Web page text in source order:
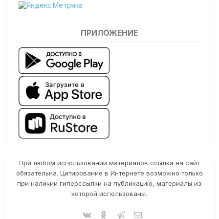
ПРИЛОЖЕНИЕ
При любом использовании материалов ссылка на сайт
обязательна. Цитирование в Интернете возможно только
при наличии гиперссылки на публикацию, материалы из
которой использованы.